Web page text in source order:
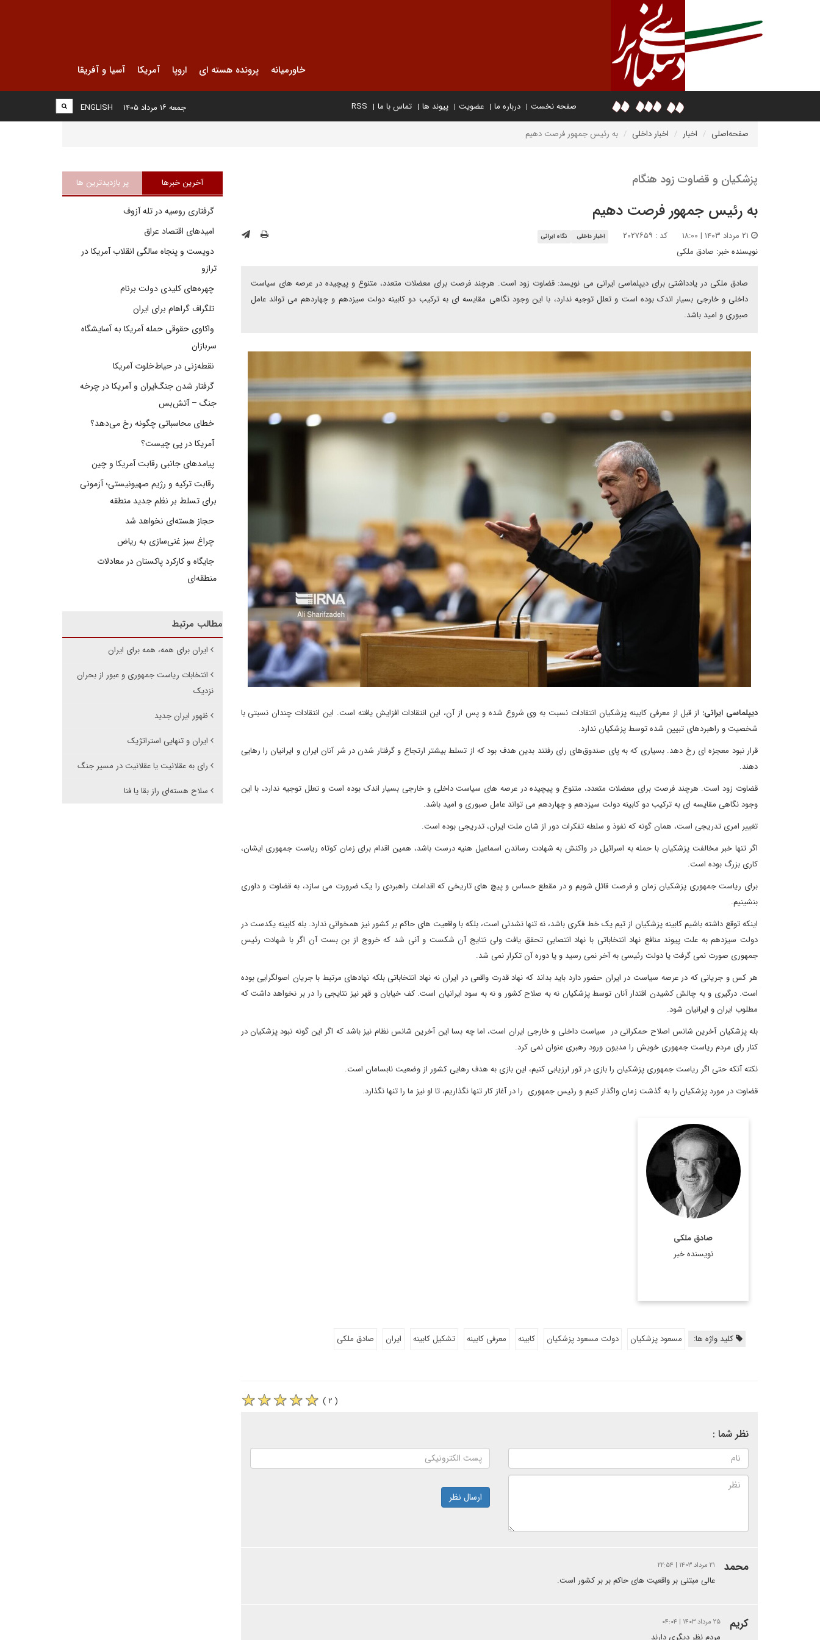
خاورمیانه پرونده هسته ای اروپا آمریکا آسیا و آفریقا
صفحه نخست درباره ما عضویت پیوند ها تماس با ما RSS
ENGLISH جمعه ۱۶ مرداد ۱۴۰۵
صفحه‌اصلی اخبار اخبار داخلی به رئیس جمهور فرصت دهیم
پزشکیان و قضاوت زود هنگام
به رئیس جمهور فرصت دهیم
کد : ۲۰۲۷۶۵۹ اخبار داخلی نگاه ایرانی
نویسنده خبر: صادق ملکی
صادق ملکی در یادداشتی برای دیپلماسی ایرانی می نویسد: قضاوت زود است. هرچند فرصت برای معضلات متعدد، متنوع و پیچیده در عرصه های سیاست
داخلی و خارجی بسیار اندک بوده است و تعلل توجیه ندارد‌، با این وجود نگاهی مقایسه ای به ترکیب دو کابینه دولت سیزدهم و چهاردهم می تواند عامل
صبوری و امید باشد‌.
دیپلماسی ایرانی: از قبل از معرفی کابینه پزشکیان انتقادات نسبت به وی شروع شده و پس از آن، این انتقادات افزایش یافته است. این انتقادات چندان نسبتی با
شخصیت و راهبردهای تبیین شده توسط پزشکیان ندارد.
قرار نبود معجزه ای رخ دهد. بسیاری که به پای صندوق‌های رای رفتند بدین هدف بود که از تسلط بیشتر ارتجاع و گرفتار شدن در شر آنان ایران و ایرانیان را رهایی
دهند.
قضاوت زود است. هرچند فرصت برای معضلات متعدد، متنوع و پیچیده در عرصه های سیاست داخلی و خارجی بسیار اندک بوده است و تعلل توجیه ندارد‌، با این
وجود نگاهی مقایسه ای به ترکیب دو کابینه دولت سیزدهم و چهاردهم می تواند عامل صبوری و امید باشد‌.
تغییر امری تدریجی است، همان گونه که نفوذ و سلطه تفکرات دور از شان ملت ایران، تدریجی بوده است‌.
اگر تنها خبر مخالفت پزشکیان با حمله به اسرائیل در واکنش به شهادت رساندن اسماعیل هنیه درست باشد، همین اقدام برای زمان کوتاه ریاست جمهوری ایشان،
کاری بزرگ بوده است.
برای ریاست جمهوری پزشکیان زمان و فرصت قائل شویم و در مقطع حساس و پیچ های تاریخی که اقدامات راهبردی را یک ضرورت می سازد، به قضاوت و داوری
بنشینیم.
اینکه توقع داشته باشیم کابینه پزشکیان از تیم یک خط فکری باشد، نه تنها نشدنی است، بلکه با واقعیت های حاکم بر کشور نیز همخوانی ندارد. بله کابینه یکدست در
دولت سیزدهم به علت پیوند منافع نهاد انتخاباتی با نهاد انتصابی تحقق یافت ولی نتایج آن شکست و آنی شد که خروج از بن بست آن اگر با شهادت رئیس
جمهوری صورت نمی گرفت یا دولت رئیسی به آخر نمی رسید و یا دوره آن تکرار نمی شد.
هر کس و جریانی که در عرصه سیاست در ایران حضور دارد باید بداند که نهاد قدرت واقعی در ایران نه نهاد انتخاباتی بلکه نهادهای مرتبط با جریان اصولگرایی بوده
است. درگیری و به چالش کشیدن اقتدار آنان توسط پزشکیان نه به صلاح کشور و نه به سود ایرانیان است‌. کف خیابان و قهر نیز نتایجی را در بر نخواهد داشت که
مطلوب ایران و ایرانیان شود.
بله پزشکیان آخرین شانس اصلاح حمکرانی در سیاست داخلی و خارجی ایران است، اما چه بسا این آخرین شانس نظام نیز باشد که اگر این گونه نبود پزشکیان در
کنار رای مردم ریاست جمهوری خویش را مدیون ورود رهبری عنوان نمی کرد.
نکته آنکه حتی اگر ریاست جمهوری پزشکیان را بازی در تور ارزیابی کنیم، این بازی به هدف رهایی کشور از وضعیت نابسامان است.
قضاوت در مورد پزشکیان را به گذشت زمان واگذار کنیم و رئیس جمهوری را در آغاز کار تنها نگذاریم، تا او نیز ما را تنها نگذارد.
صادق ملکی
نویسنده خبر
صادق ملکی،کارشناس،
استراتژیست و تحلیلگر
ارشد مسائل سیاسی است.
اطلاعات بیشتر
کلید واژه ها: مسعود پزشکیان دولت مسعود پزشکیان کابینه معرفی کابینه تشکیل کابینه ایران صادق ملکی
( ۲ )
نظر شما :
ارسال نظر
محمد ۲۱ مرداد ۱۴۰۳ | ۲۲:۵۴
عالی مبتنی بر واقعیت های حاکم بر بر کشور است.
کریم ۲۵ مرداد ۱۴۰۳ | ۰۴:۰۴
مردم نظر دیگری دارند
آخرین خبرها پر بازدیدترین ها
گرفتاری روسیه در تله آزوف
امیدهای اقتصاد عراق
دویست و پنجاه سالگی انقلاب آمریکا در
ترازو
چهره‌های کلیدی دولت برنام
تلگراف گراهام برای ایران
واکاوی حقوقی حمله آمریکا به آسایشگاه
سربازان
نقطه‌زنی در حیاط‌خلوت آمریکا
گرفتار شدن جنگ‌ایران و آمریکا در چرخه
جنگ – آتش‌بس
خطای محاسباتی چگونه رخ می‌دهد؟
آمریکا در پی چیست؟
پیامدهای جانبی رقابت آمریکا و چین
رقابت ترکیه و رژیم صهیونیستی؛ آزمونی
برای تسلط بر نظم جدید منطقه
حجاز هسته‌ای نخواهد شد
چراغ سبز غنی‌سازی به ریاض
جایگاه و کارکرد پاکستان در معادلات
منطقه‌ای
مطالب مرتبط
ایران برای همه، همه برای ایران
انتخابات ریاست جمهوری و عبور از بحران
نزدیک
ظهور ایران جدید
ایران و تنهایی استراتژیک
رای به عقلانیت یا عقلانیت در مسیر جنگ
سلاح هسته‌ای راز بقا یا فنا